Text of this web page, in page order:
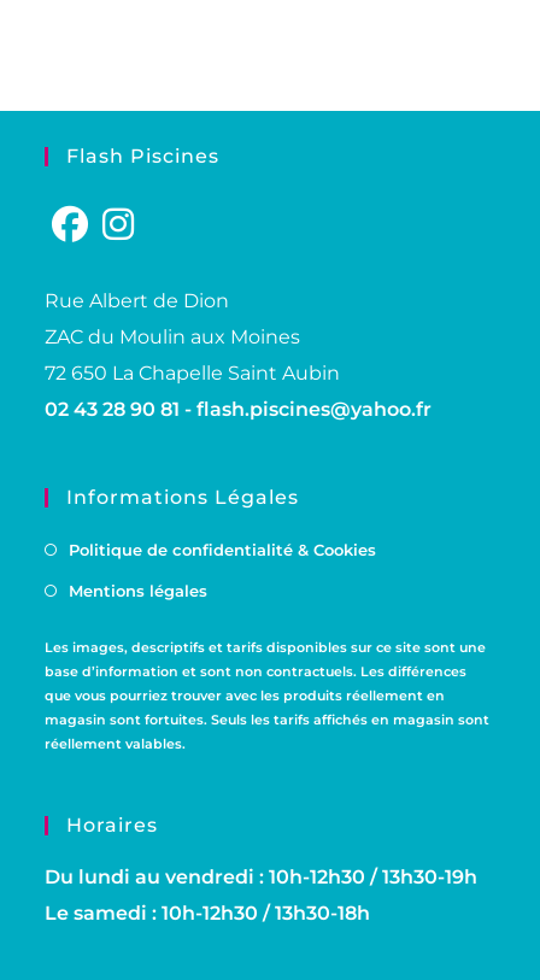
Flash Piscines
Rue Albert de Dion
ZAC du Moulin aux Moines
72 650 La Chapelle Saint Aubin
02 43 28 90 81 -flash.piscines@yahoo.fr
Informations Légales
Politique de confidentialité & Cookies
Mentions légales
Les images, descriptifs et tarifs disponibles sur ce site sont une
base d’information et sont non contractuels. Les différences
que vous pourriez trouver avec les produits réellement en
magasin sont fortuites. Seuls les tarifs affichés en magasin sont
réellement valables.
Horaires
Du lundi au vendredi : 10h-12h30 / 13h30-19h
Le samedi : 10h-12h30 / 13h30-18h